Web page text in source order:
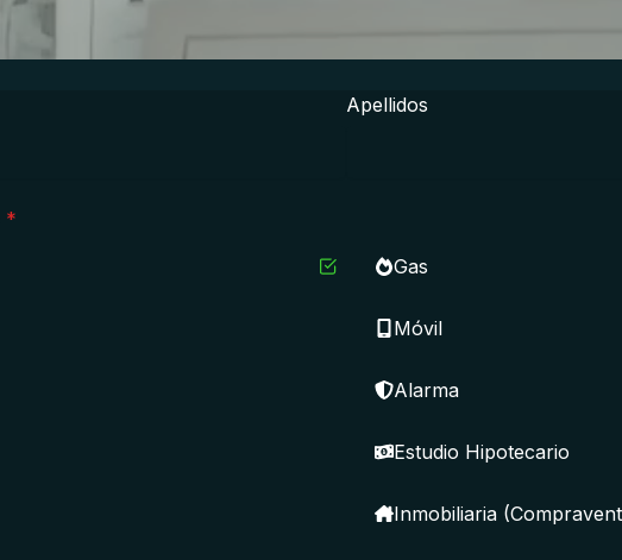
Apellidos
*
Gas
Móvil
Alarma
Estudio Hipotecario
Inmobiliaria